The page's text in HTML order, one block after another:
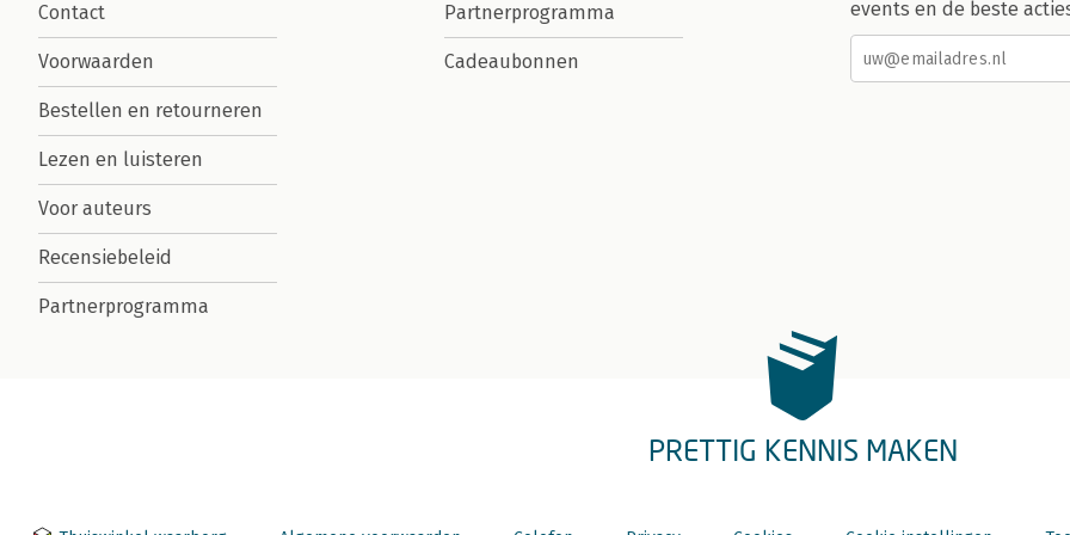
Contact
Voorwaarden
Bestellen en retourneren
Lezen en luisteren
Voor auteurs
Recensiebeleid
Partnerprogramma
Partnerprogramma
Cadeaubonnen
events en de beste
PRETTIG KENNIS MAKEN